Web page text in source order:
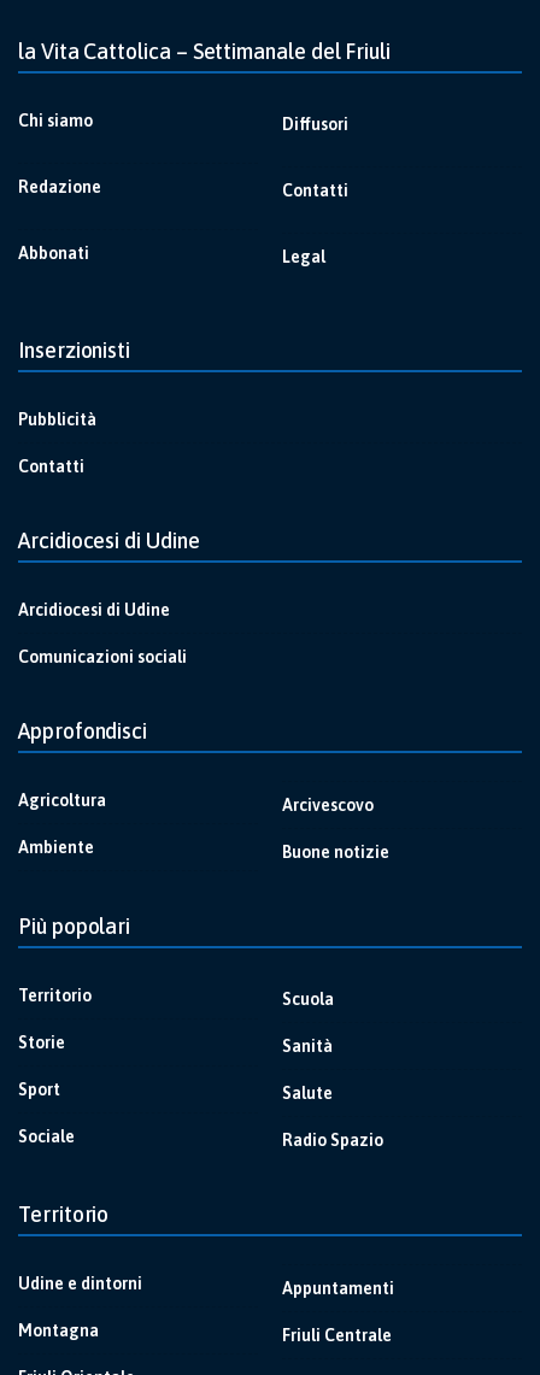
la Vita Cattolica – Settimanale del Friuli
Chi siamo
Redazione
Abbonati
Diffusori
Contatti
Legal
Inserzionisti
Pubblicità
Contatti
Arcidiocesi di Udine
Arcidiocesi di Udine
Comunicazioni sociali
Approfondisci
Agricoltura
Ambiente
Arcivescovo
Buone notizie
Più popolari
Territorio
Storie
Sport
Sociale
Scuola
Sanità
Salute
Radio Spazio
Territorio
Udine e dintorni
Montagna
Appuntamenti
Friuli Centrale